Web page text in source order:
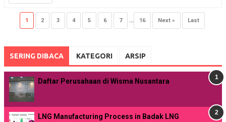
1 2 3 4 5 6 7 ... 16 Next » Last
SERING DIBACA KATEGORI ARSIP
Daftar Perusahaan di Wisma Nusantara
LNG Manufacturing Process in Badak LNG